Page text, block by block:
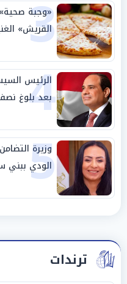
3
«وجبة
القريش»
4
الرئيس
بعد بلوغ
5
وزيرة
الودي
ترندات